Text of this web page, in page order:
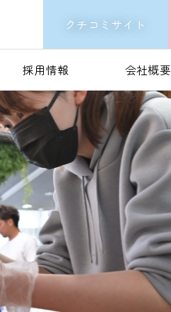
クチコミサイト
採用情報 会社概要